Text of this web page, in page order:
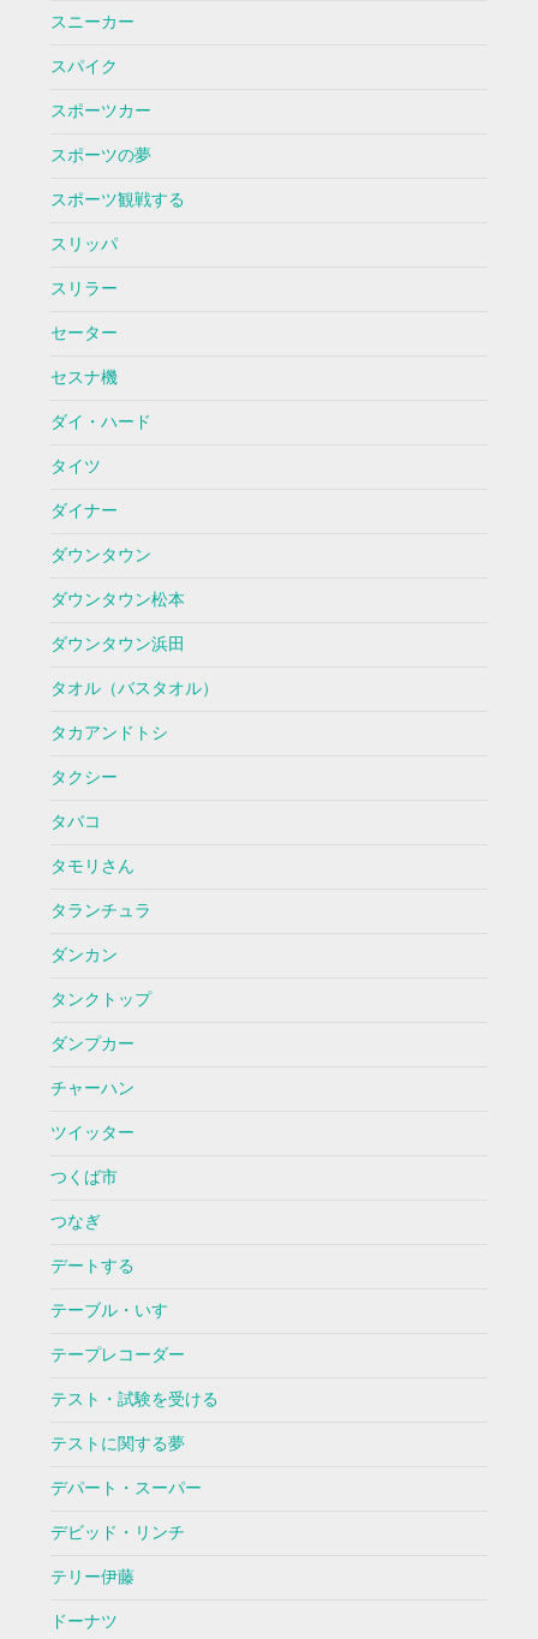
スニーカー
スパイク
スポーツカー
スポーツの夢
スポーツ観戦する
スリッパ
スリラー
セーター
セスナ機
ダイ・ハード
タイツ
ダイナー
ダウンタウン
ダウンタウン松本
ダウンタウン浜田
タオル（バスタオル）
タカアンドトシ
タクシー
タバコ
タモリさん
タランチュラ
ダンカン
タンクトップ
ダンプカー
チャーハン
ツイッター
つくば市
つなぎ
デートする
テーブル・いす
テープレコーダー
テスト・試験を受ける
テストに関する夢
デパート・スーパー
デビッド・リンチ
テリー伊藤
ドーナツ